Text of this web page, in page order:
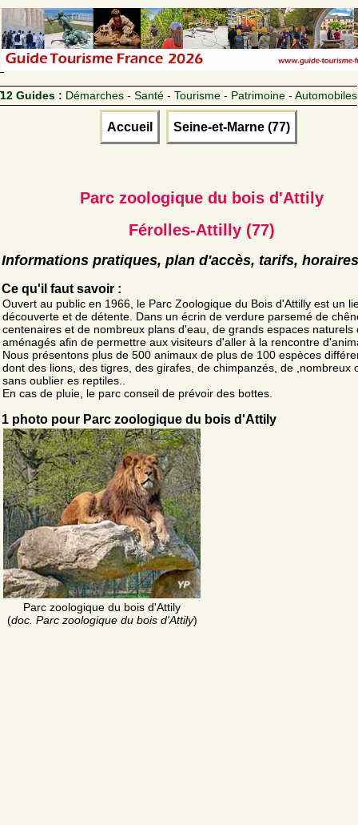
12 Guides : Démarches - Santé - Tourisme - Patrimoine - Automobiles
Accueil Seine-et-Marne (77)
Parc zoologique du bois d'Attily
Férolles-Attilly (77)
Informations pratiques, plan d'accès, tarifs, horaires
Ce qu'il faut savoir :
Ouvert au public en 1966, le Parc Zoologique du Bois d'Attilly est un
découverte et de détente. Dans un écrin de verdure parsemé de
centenaires et de nombreux plans d'eau, de grands espaces naturels
aménagés afin de permettre aux visiteurs d'aller à la rencontre
Nous présentons plus de 500 animaux de plus de 100 espèces
dont des lions, des tigres, des girafes, de chimpanzés, de ,nombreux
sans oublier es reptiles..
En cas de pluie, le parc conseil de prévoir des bottes.
1 photo pour Parc zoologique du bois d'Attily
Parc zoologique du bois d'Attily
(doc. Parc zoologique du bois d'Attily)